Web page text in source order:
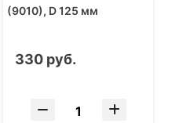
(9010), D 125 мм
330 руб.